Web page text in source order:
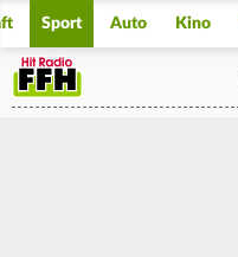
Sport Auto Kino